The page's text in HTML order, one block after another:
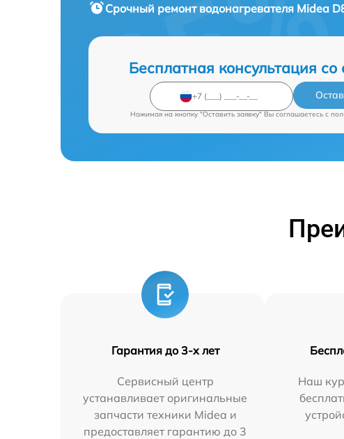
Срочный ремонт водонагревателя Midea
Бесплатная консультация
Нажимая на кнопку "Оставить заявку" Вы соглашаетесь c
Гарантия до 3-х лет
Сервисный центр
устанавливает оригинальные
запчасти техники Midea и
предоставляет гарантию до 3
Наш